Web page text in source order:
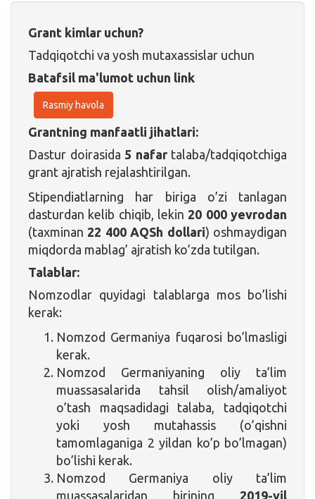
Grant kimlar uchun?
Tadqiqotchi va yosh mutaxassislar uchun
Batafsil ma'lumot uchun link
Rasmiy havola
Grantning manfaatli jihatlari:
Dastur doirasida 5 nafartalaba/tadqiqotchiga
grant ajratish rejalashtirilgan.
Stipendiatlarning har biriga o’zi tanlagan
dasturdan kelib chiqib, lekin 20 000 yevrodan
(taxminan 22 400 AQSh dollari) oshmaydigan
miqdorda mablag’ ajratish ko’zda tutilgan.
Talablar:
Nomzodlar quyidagi talablarga mos bo’lishi
kerak:
Nomzod Germaniya fuqarosi bo’lmasligi
kerak.
Nomzod Germaniyaning oliy ta’lim
muassasalarida tahsil olish/amaliyot
o’tash maqsadidagi talaba, tadqiqotchi
yoki yosh mutahassis (o’qishni
tamomlaganiga 2 yildan ko’p bo’lmagan)
bo’lishi kerak.
Nomzod Germaniya oliy ta’lim
muassasalaridan birining 2019-yil